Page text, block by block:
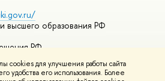
cookies для улучшения работы сайта
удобства его использования. Более
высшего образования РФ
РФ
курсы